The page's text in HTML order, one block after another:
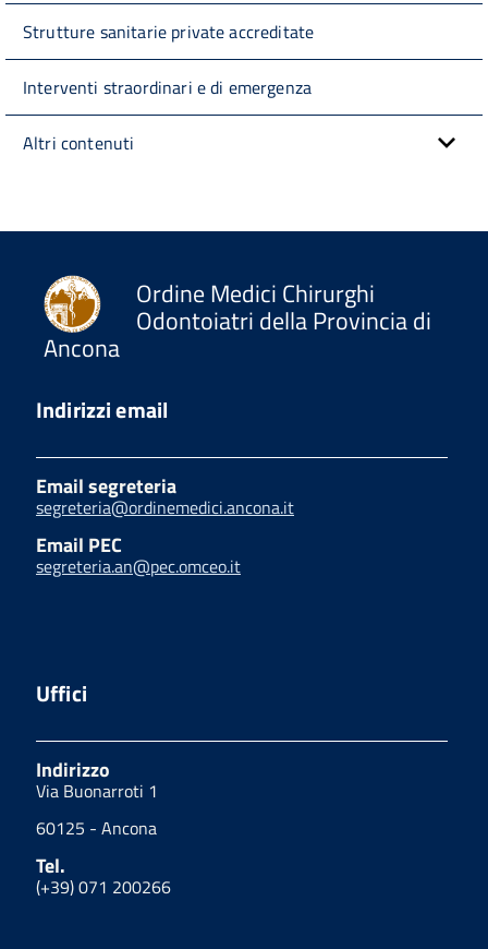
Strutture sanitarie private accreditate
Interventi straordinari e di emergenza
Altri contenuti
Ordine Medici Chirurghi
Odontoiatri della Provincia di
Ancona
Indirizzi email
Email segreteria
segreteria@ordinemedici.ancona.it
Email PEC
segreteria.an@pec.omceo.it
Uffici
Indirizzo
Via Buonarroti 1
60125 - Ancona
Tel.
(+39) 071 200266